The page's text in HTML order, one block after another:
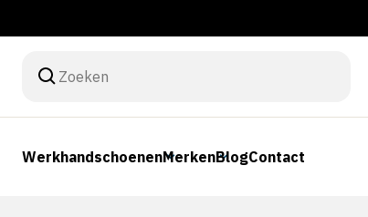
WerkhandschoenenMerkenBlogContact